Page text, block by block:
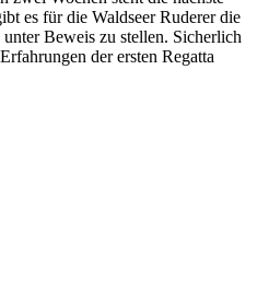
es für die Waldseer Ruderer die
Beweis zu stellen. Sicherlich
der ersten Regatta